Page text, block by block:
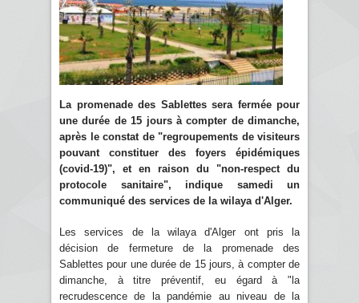
La promenade des Sablettes sera fermée pour
une durée de 15 jours à compter de dimanche,
après le constat de "regroupements de visiteurs
pouvant constituer des foyers épidémiques
(covid-19)", et en raison du "non-respect du
protocole sanitaire", indique samedi un
communiqué des services de la wilaya d'Alger.
Les services de la wilaya d'Alger ont pris la
décision de fermeture de la promenade des
Sablettes pour une durée de 15 jours, à compter de
dimanche, à titre préventif, eu égard à "la
recrudescence de la pandémie au niveau de la